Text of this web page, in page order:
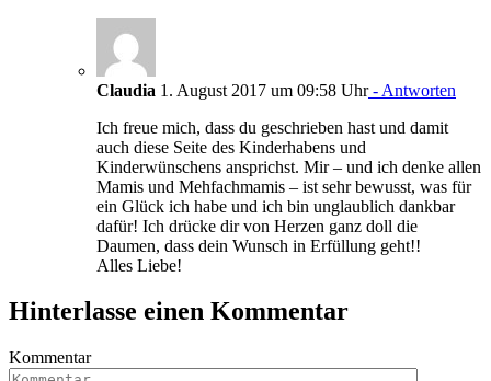
Claudia 1. August 2017 um 09:58 Uhr- Antworten
Ich freue mich, dass du geschrieben hast und damit
auch diese Seite des Kinderhabens und
Kinderwünschens ansprichst. Mir – und ich denke allen
Mamis und Mehfachmamis – ist sehr bewusst, was für
ein Glück ich habe und ich bin unglaublich dankbar
dafür! Ich drücke dir von Herzen ganz doll die
Daumen, dass dein Wunsch in Erfüllung geht!!
Alles Liebe!
Hinterlasse einen Kommentar
Kommentar